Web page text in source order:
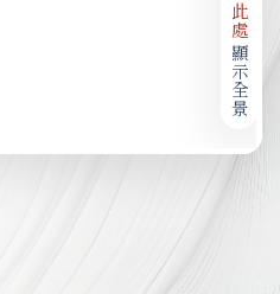
此處
顯示全景